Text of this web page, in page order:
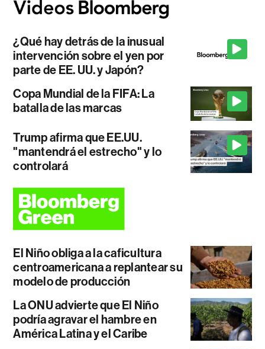
¿Qué hay detrás de la inusual
intervención sobre el yen por
parte de EE. UU. y Japón?
Copa Mundial de la FIFA: La
batalla de las marcas
Trump afirma que EE.UU.
"mantendrá el estrecho" y lo
controlará
El Niño obliga a la caficultura
centroamericana a replantear su
modelo de producción
La ONU advierte que El Niño
podría agravar el hambre en
América Latina y el Caribe